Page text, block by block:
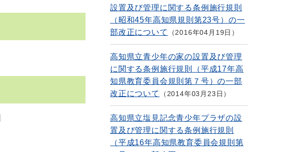
設置及び管理に関する条例施行規則
（昭和45年高知県規則第23号）の一
部改正について
2016年04月19日
高知県立青少年の家の設置及び管理
に関する条例施行規則（平成17年高
知県教育委員会規則第７号）の一部
改正について
2014年03月23日
高知県立塩見記念青少年プラザの設
置及び管理に関する条例施行規則
（平成16年高知県教育委員会規則第